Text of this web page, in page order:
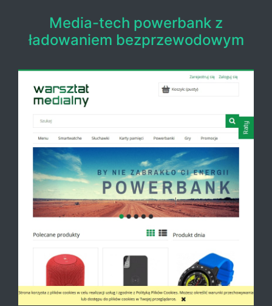
Media-tech powerbank z
ładowaniem bezprzewodowym